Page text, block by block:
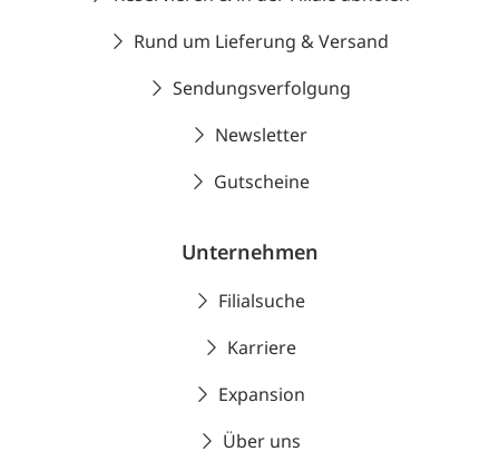
Rund um Lieferung & Versand
Sendungsverfolgung
Newsletter
Gutscheine
Unternehmen
Filialsuche
Karriere
Expansion
Über uns